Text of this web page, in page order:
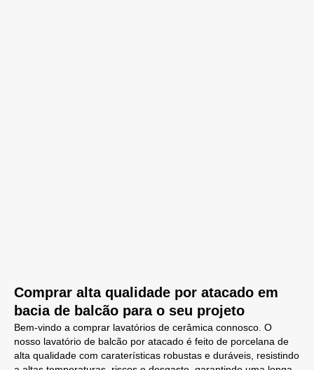
Comprar alta qualidade por atacado em
bacia de balcão para o seu projeto
Bem-vindo a comprar lavatórios de cerâmica connosco. O
nosso lavatório de balcão por atacado é feito de porcelana de
alta qualidade com caraterísticas robustas e duráveis, resistindo